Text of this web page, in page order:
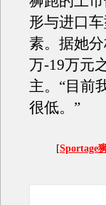
形与进口
素。据她
万-19万元
主。“目前
很低。”
[Sportage